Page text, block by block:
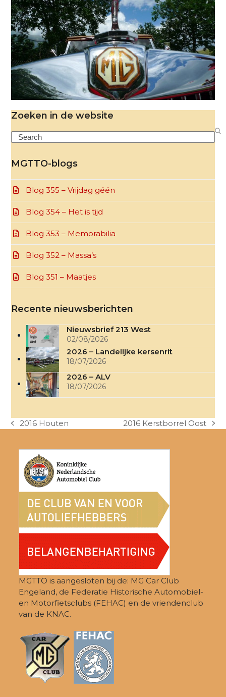
Zoeken in de website
Search
MGTTO-blogs
Blog 355 – Vrijdag géén
Blog 354 – Het is tijd
Blog 353 – Memorabilia
Blog 352 – Massa’s
Blog 351 – Maatjes
Recente nieuwsberichten
Nieuwsbrief 213 West
02/08/2026
2026 – Landelijke kersenrit
18/07/2026
2026 – ALV
18/07/2026
previous
2016 Houten
next
2016 Kerstborrel Oost
MGTTO is aangesloten bij de: MG Car Club
Engeland, de Federatie Historische Automobiel-
en Motorfietsclubs (FEHAC) en de vriendenclub
van de KNAC.